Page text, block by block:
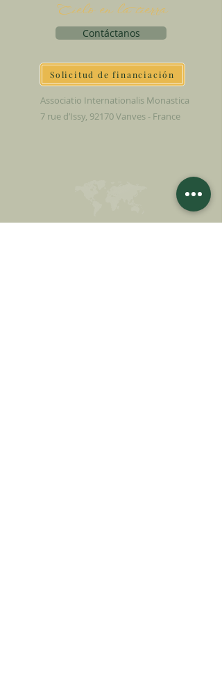
Cielo en la tierra
Contáctanos
Solicitud de financiación
Associatio Internationalis Monastica
7 rue d’Issy, 92170 Vanves - France